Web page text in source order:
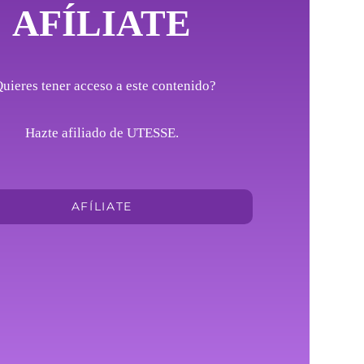
AFÍLIATE
tener acceso a este contenido?
Hazte afiliado de UTESSE.
AFÍLIATE